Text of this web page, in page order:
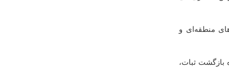
منطقه‌ای و
بازگشت ثبات،